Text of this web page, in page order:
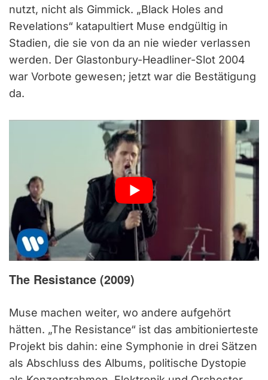
nutzt, nicht als Gimmick. „Black Holes and
Revelations“ katapultiert Muse endgültig in
Stadien, die sie von da an nie wieder verlassen
werden. Der Glastonbury-Headliner-Slot 2004
war Vorbote gewesen; jetzt war die Bestätigung
da.
The Resistance (2009)
Muse machen weiter, wo andere aufgehört
hätten. „The Resistance“ ist das ambitionierteste
Projekt bis dahin: eine Symphonie in drei Sätzen
als Abschluss des Albums, politische Dystopie